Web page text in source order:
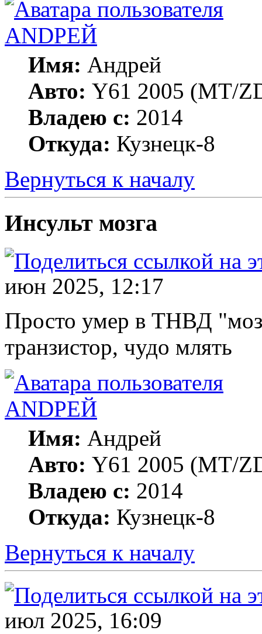
ANDРЕЙ
Имя: Андрей
Авто: Y61 2005 (МT/
Владею с: 2014
Откуда: Кузнецк-8
Вернуться к началу
Инсульт мозга
июн 2025, 12:17
Просто умер в ТНВД
транзистор, чудо млять
ANDРЕЙ
Имя: Андрей
Авто: Y61 2005 (МT/
Владею с: 2014
Откуда: Кузнецк-8
Вернуться к началу
июл 2025, 16:09